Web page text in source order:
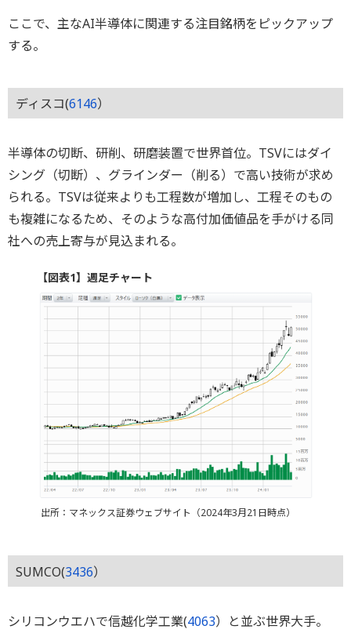
ここで、主なAI半導体に関連する注目銘柄をピックアップ
する。
ディスコ(6146）
半導体の切断、研削、研磨装置で世界首位。TSVにはダイ
シング（切断）、グラインダー（削る）で高い技術が求め
られる。TSVは従来よりも工程数が増加し、工程そのもの
も複雑になるため、そのような高付加価値品を手がける同
社への売上寄与が見込まれる。
【図表1】週足チャート
出所：マネックス証券ウェブサイト（2024年3月21日時点）
SUMCO(3436）
シリコンウエハで信越化学工業(4063）と並ぶ世界大手。